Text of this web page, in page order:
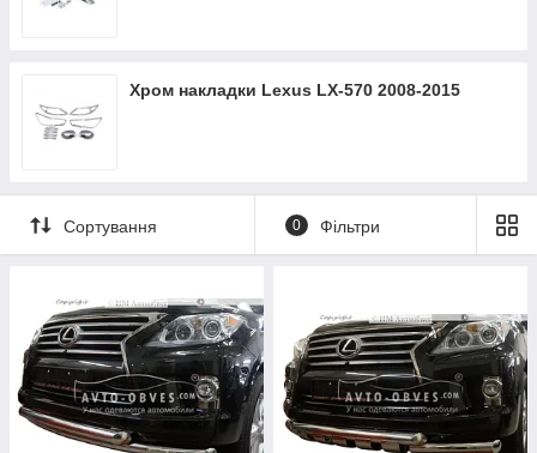
Хром накладки Lexus LX-570 2008-2015
Сортування 0 Фільтри